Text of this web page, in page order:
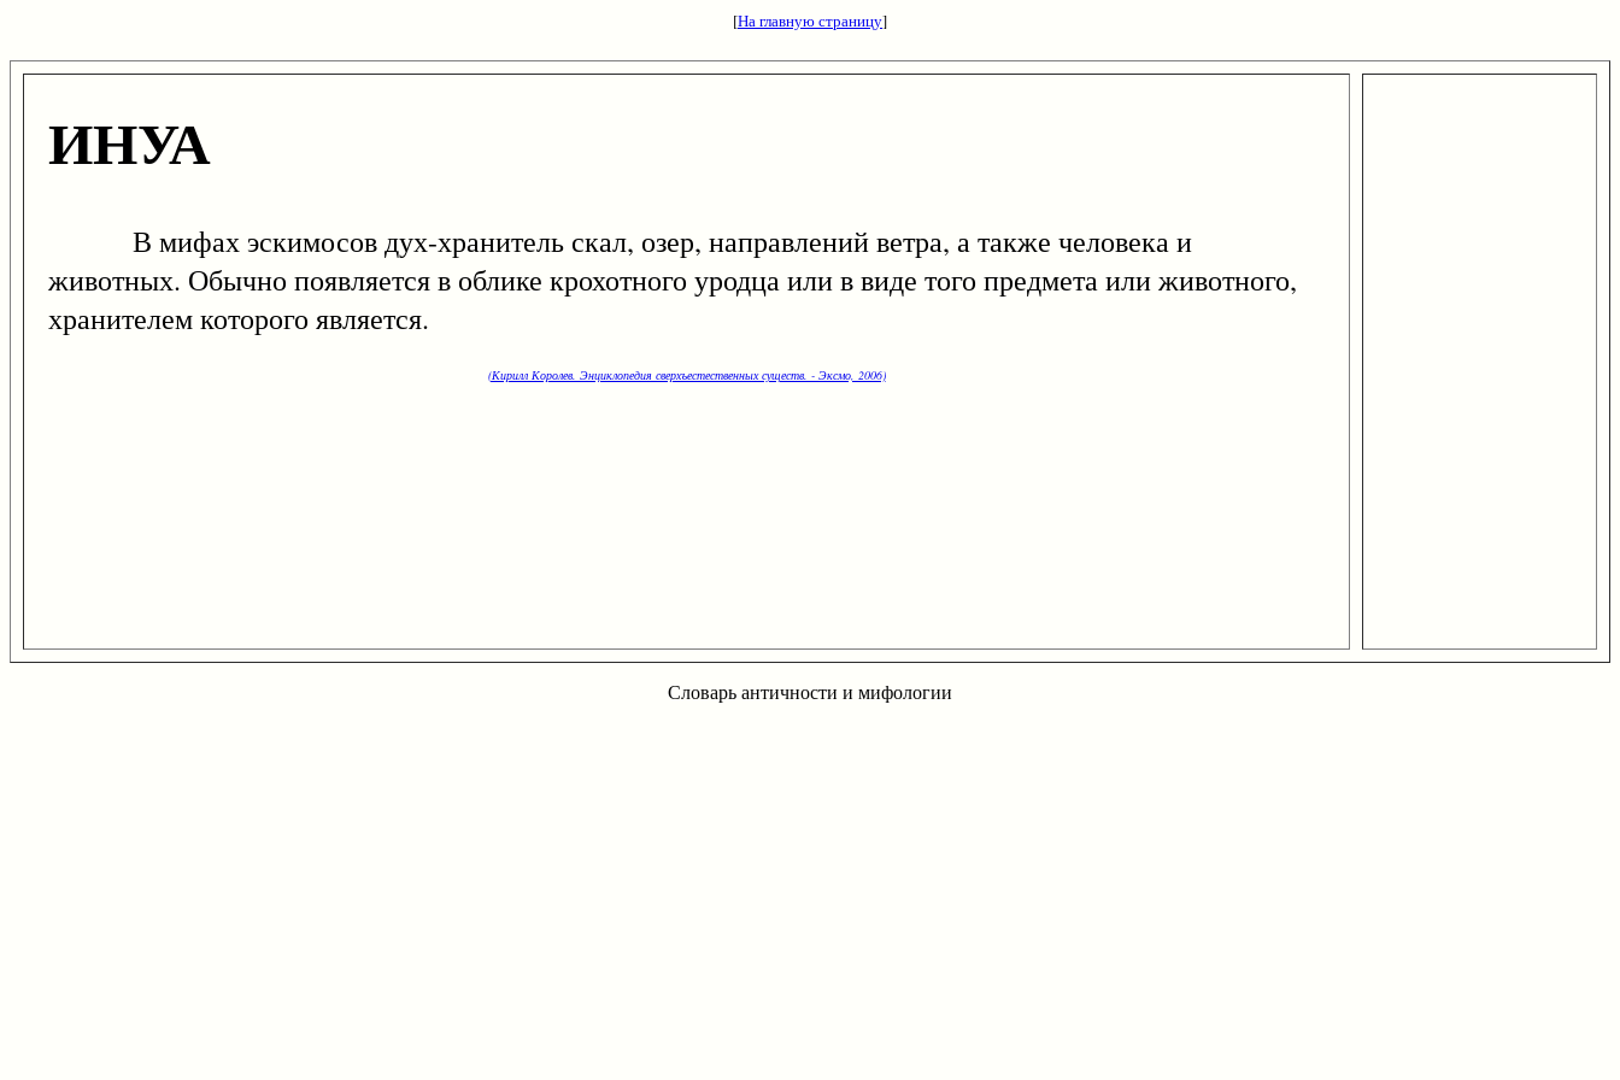
[На главную страницу]
ИНУА
В мифах эскимосов дух-хранитель скал, озер, направлений ветра, а также человека и
животных. Обычно появляется в облике крохотного уродца или в виде того предмета или животного,
хранителем которого является.
(Кирилл Королев. Энциклопедия сверхъестественных существ. - Эксмо, 2006)
Словарь античности и мифологии